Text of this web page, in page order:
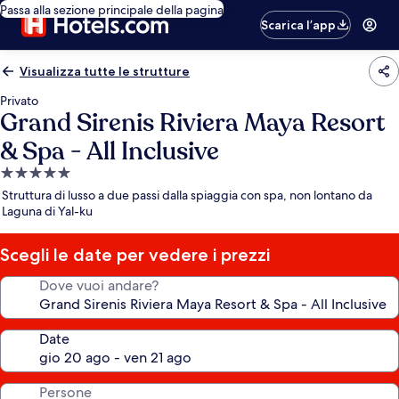
Passa alla sezione principale della pagina
Scarica l’app
Visualizza tutte le strutture
Privato
Grand Sirenis Riviera Maya Resort
& Spa - All Inclusive
Struttura
a
5.0
stelle
Struttura di lusso a due passi dalla spiaggia con spa, non lontano da
Laguna di Yal-ku
Scegli le date per vedere i prezzi
Dove vuoi andare?
Date
Persone